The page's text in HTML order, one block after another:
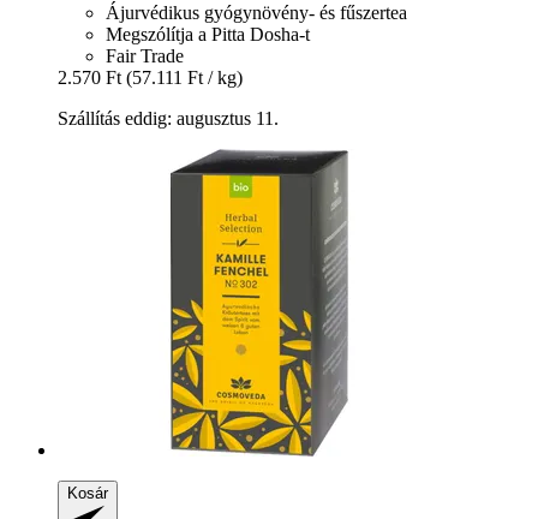
Ájurvédikus gyógynövény- és fűszertea
Megszólítja a Pitta Dosha-t
Fair Trade
2.570 Ft (57.111 Ft / kg)
Szállítás eddig: augusztus 11.
Kosár